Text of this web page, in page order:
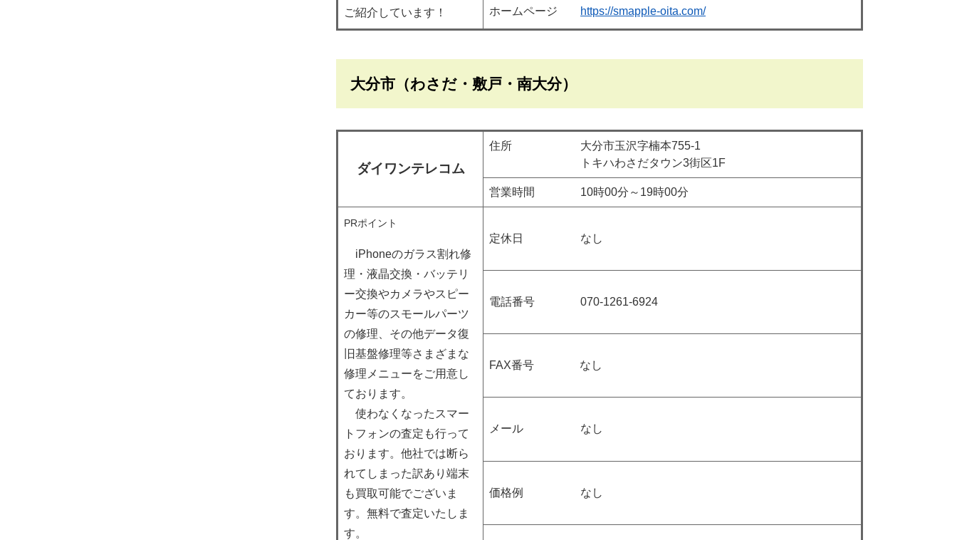
ご紹介しています！
ホームページ https://smapple-oita.com/
大分市（わさだ・敷戸・南大分）
ダイワンテレコム
住所 大分市玉沢字楠本755-1
トキハわさだタウン3街区1F
営業時間 10時00分～19時00分
PRポイント
iPhoneのガラス割れ修
理・液晶交換・バッテリ
ー交換やカメラやスピー
カー等のスモールパーツ
の修理、その他データ復
旧基盤修理等さまざまな
修理メニューをご用意し
ております。
使わなくなったスマー
トフォンの査定も行って
おります。他社では断ら
れてしまった訳あり端末
も買取可能でございま
す。無料で査定いたしま
す。
定休日 なし
電話番号 070-1261-6924
FAX番号 なし
メール なし
価格例 なし